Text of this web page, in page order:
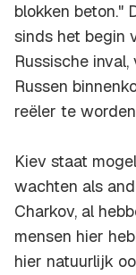
blokken beton."
sinds het begin
Russische
Russen
reëler te
Kiev staat
wachten als
Charkov, al
mensen hier
hier natuurlijk